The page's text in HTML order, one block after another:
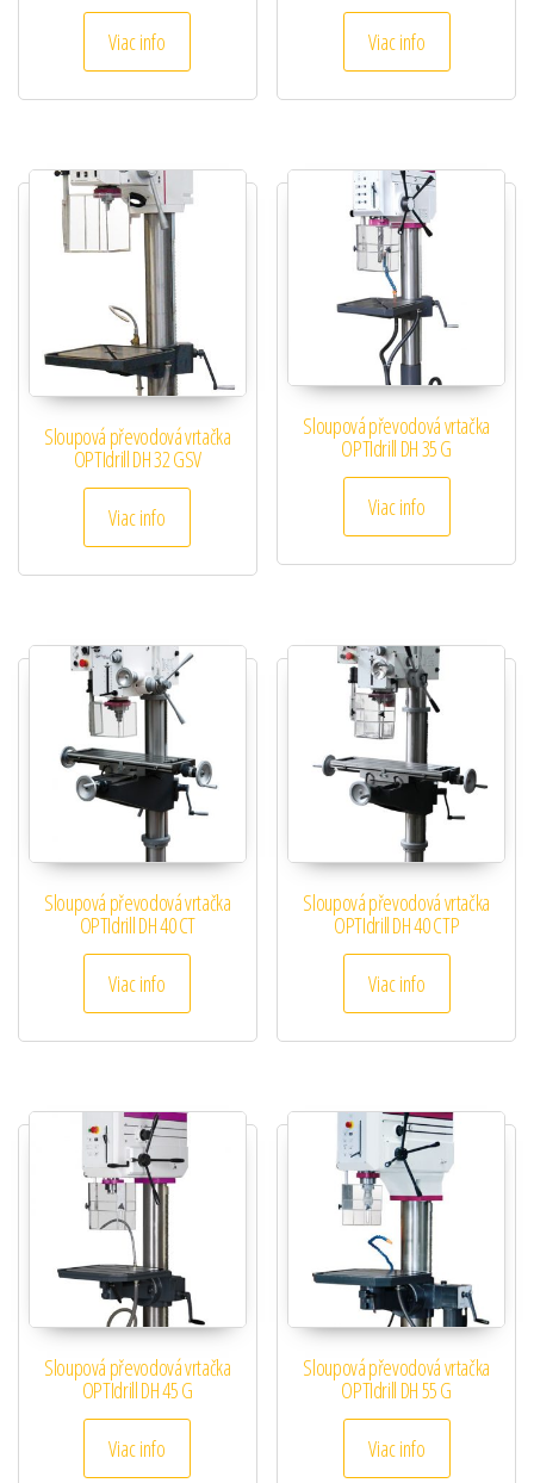
Viac info Viac info
Sloupová převodová vrtačka
OPTIdrill DH 32 GSV
Viac info
Sloupová převodová vrtačka
OPTIdrill DH 35 G
Viac info
Sloupová převodová vrtačka
OPTIdrill DH 40 CT
Viac info
Sloupová převodová vrtačka
OPTIdrill DH 40 CTP
Viac info
Sloupová převodová vrtačka
OPTIdrill DH 45 G
Viac info
Sloupová převodová vrtačka
OPTIdrill DH 55 G
Viac info